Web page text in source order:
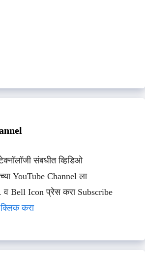
संबधीत व्हिडिओ
YouTube Channel ला
व Bell Icon प्रेस करा Subscribe
करा